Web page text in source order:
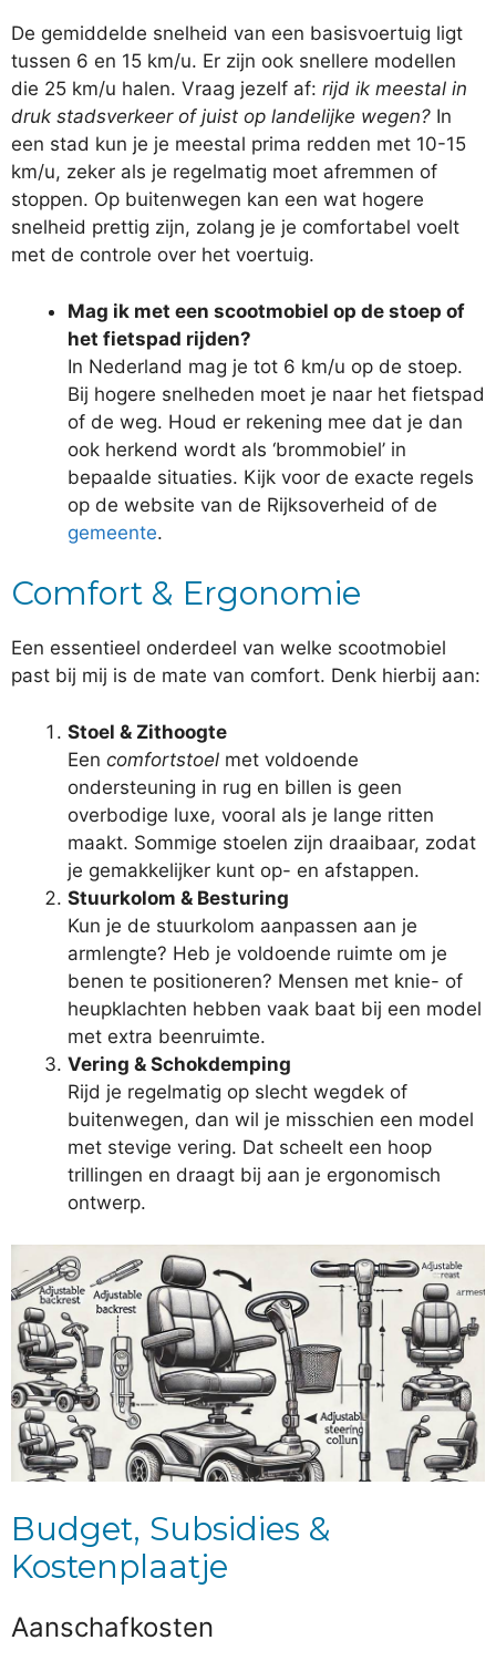
De gemiddelde snelheid van een basisvoertuig ligt
tussen 6 en 15 km/u. Er zijn ook snellere modellen
die 25 km/u halen. Vraag jezelf af: rijd ik meestal in
druk stadsverkeer of juist op landelijke wegen? In
een stad kun je je meestal prima redden met 10-15
km/u, zeker als je regelmatig moet afremmen of
stoppen. Op buitenwegen kan een wat hogere
snelheid prettig zijn, zolang je je comfortabel voelt
met de controle over het voertuig.
Mag ik met een scootmobiel op de stoep of
het fietspad rijden?
In Nederland mag je tot 6 km/u op de stoep.
Bij hogere snelheden moet je naar het fietspad
of de weg. Houd er rekening mee dat je dan
ook herkend wordt als ‘brommobiel’ in
bepaalde situaties. Kijk voor de exacte regels
op de website van de Rijksoverheid of de
gemeente.
Comfort & Ergonomie
Een essentieel onderdeel van welke scootmobiel
past bij mij is de mate van comfort. Denk hierbij aan:
Stoel & Zithoogte
Een comfortstoel met voldoende
ondersteuning in rug en billen is geen
overbodige luxe, vooral als je lange ritten
maakt. Sommige stoelen zijn draaibaar, zodat
je gemakkelijker kunt op- en afstappen.
Stuurkolom & Besturing
Kun je de stuurkolom aanpassen aan je
armlengte? Heb je voldoende ruimte om je
benen te positioneren? Mensen met knie- of
heupklachten hebben vaak baat bij een model
met extra beenruimte.
Vering & Schokdemping
Rijd je regelmatig op slecht wegdek of
buitenwegen, dan wil je misschien een model
met stevige vering. Dat scheelt een hoop
trillingen en draagt bij aan je ergonomisch
ontwerp.
Budget, Subsidies &
Kostenplaatje
Aanschafkosten